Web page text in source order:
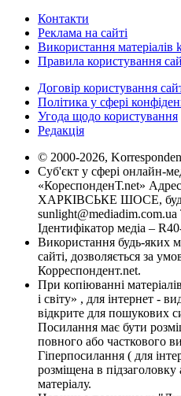
Контакти
Реклама на сайті
Використання матеріалів
Правила користування
Договір користування
Політика у сфері
Угода щодо користування
Редакція
© 2000-2026,
Суб'єкт у сфері онлайн-
«КореспонденТ.net»
ХАРКІВСЬКЕ ШОСЕ,
sunlight@mediadim.com.ua
Ідентифікатор медіа –
Використання будь-яких
сайті, дозволяється за
Корреспондент.net.
При копіюванні
і світу» , для інтернет -
відкрите для пошукових
Посилання має бути
повного або часткового
Гіперпосилання ( для
розміщена в
матеріалу.